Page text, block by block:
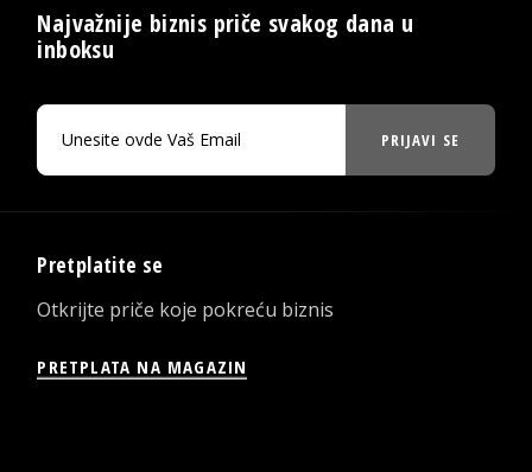
Najvažnije biznis priče svakog dana u
inboksu
PRIJAVI SE
Pretplatite se
Otkrijte priče koje pokreću biznis
PRETPLATA NA MAGAZIN